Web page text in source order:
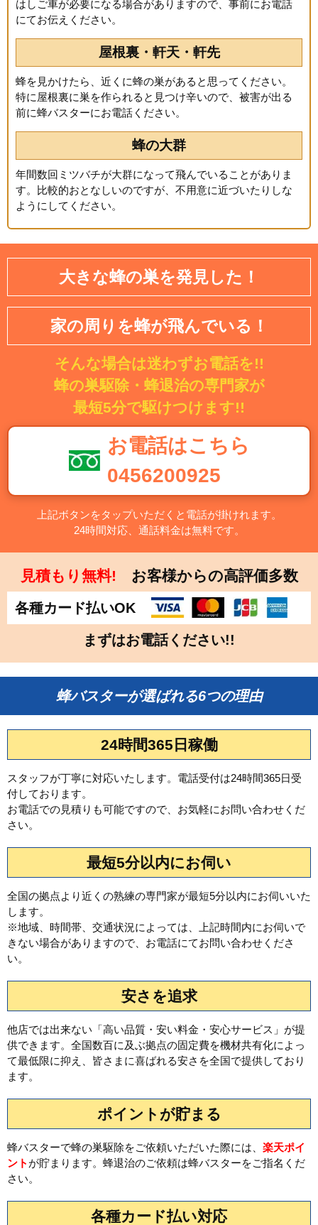
はしご車が必要になる場合がありますので、事前にお電話
にてお伝えください。
屋根裏・軒天・軒先
蜂を見かけたら、近くに蜂の巣があると思ってください。
特に屋根裏に巣を作られると見つけ辛いので、被害が出る
前に蜂バスターにお電話ください。
蜂の大群
年間数回ミツバチが大群になって飛んでいることがありま
す。比較的おとなしいのですが、不用意に近づいたりしな
ようにしてください。
大きな蜂の巣を発見した！
家の周りを蜂が飛んでいる！
そんな場合は迷わずお電話を!!
蜂の巣駆除・蜂退治の専門家が
最短5分で駆けつけます!!
お電話はこちら
0456200925
上記ボタンをタップいただくと電話が掛けれます。
24時間対応、通話料金は無料です。
見積もり無料! お客様からの高評価多数
各種カード払いOK
まずはお電話ください!!
蜂バスターが選ばれる6つの理由
24時間365日稼働
スタッフが丁寧に対応いたします。電話受付は24時間365日受
付しております。
お電話での見積りも可能ですので、お気軽にお問い合わせくだ
さい。
最短5分以内にお伺い
全国の拠点より近くの熟練の専門家が最短5分以内にお伺いいた
します。
※地域、時間帯、交通状況によっては、上記時間内にお伺いで
きない場合がありますので、お電話にてお問い合わせくださ
い。
安さを追求
他店では出来ない「高い品質・安い料金・安心サービス」が提
供できます。全国数百に及ぶ拠点の固定費を機材共有化によっ
て最低限に抑え、皆さまに喜ばれる安さを全国で提供しており
ます。
ポイントが貯まる
蜂バスターで蜂の巣駆除をご依頼いただいた際には、 楽天ポイ
ント が貯まります。蜂退治のご依頼は蜂バスターをご指名くだ
さい。
各種カード払い対応